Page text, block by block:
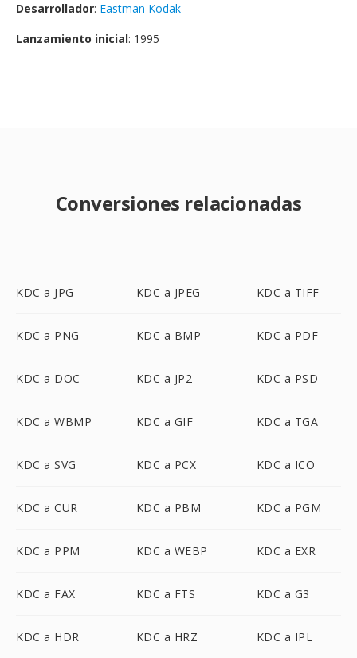
Desarrollador: Eastman Kodak
Lanzamiento inicial: 1995
Conversiones relacionadas
KDC a JPG KDC a JPEG KDC a TIFF
KDC a PNG KDC a BMP KDC a PDF
KDC a DOC KDC a JP2 KDC a PSD
KDC a WBMP KDC a GIF KDC a TGA
KDC a SVG KDC a PCX KDC a ICO
KDC a CUR KDC a PBM KDC a PGM
KDC a PPM KDC a WEBP KDC a EXR
KDC a FAX KDC a FTS KDC a G3
KDC a HDR KDC a HRZ KDC a IPL